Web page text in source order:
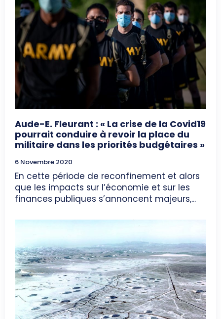
Aude-E. Fleurant : « La crise de la Covid19
pourrait conduire à revoir la place du
militaire dans les priorités budgétaires »
6 Novembre 2020
En cette période de reconfinement et alors
que les impacts sur l’économie et sur les
finances publiques s’annoncent majeurs,...